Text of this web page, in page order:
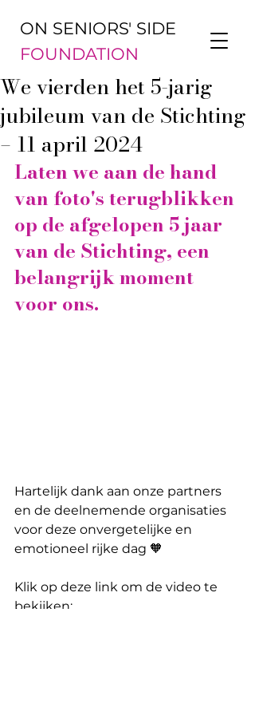
ON SENIORS' SIDE
FOUNDATION
We vierden het 5-jarig
jubileum van de Stichting
– 11 april 2024
Laten we aan de hand
van foto's terugblikken
op de afgelopen 5 jaar
van de Stichting, een
belangrijk moment
voor ons.
Hartelijk dank aan onze partners
en de deelnemende organisaties
voor deze onvergetelijke en
emotioneel rijke dag 🧡
Klik op deze link om de video te
bekijken: